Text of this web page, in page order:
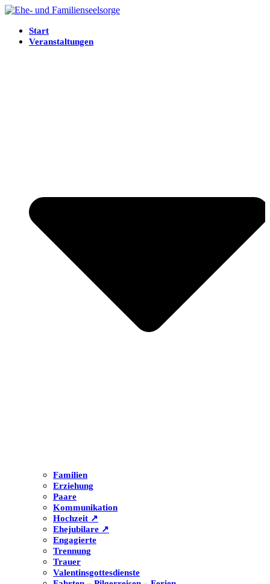
Start
Veranstaltungen
Familien
Erziehung
Paare
Kommunikation
Hochzeit ↗
Ehejubilare ↗
Engagierte
Trennung
Trauer
Valentinsgottesdienste